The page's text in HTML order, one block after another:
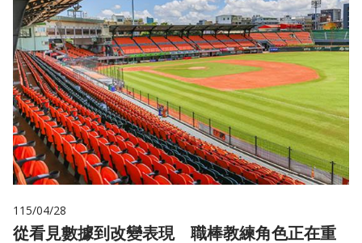
115/04/28
從看見數據到改變表現 職棒教練角色正在重